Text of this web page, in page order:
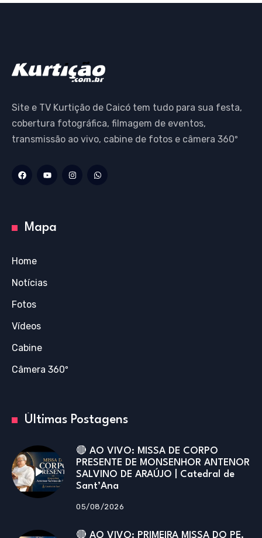
Site e TV Kurtição de Caicó tem tudo para sua festa,
cobertura fotográfica, filmagem de eventos,
transmissão ao vivo, cabine de fotos e câmera 360º
Mapa
Home
Notícias
Fotos
Vídeos
Cabine
Câmera 360º
Últimas Postagens
🔴 AO VIVO: MISSA DE CORPO
PRESENTE DE MONSENHOR ANTENOR
SALVINO DE ARAÚJO | Catedral de
Sant’Ana
05/08/2026
🔴 AO VIVO: PRIMEIRA MISSA DO PE.